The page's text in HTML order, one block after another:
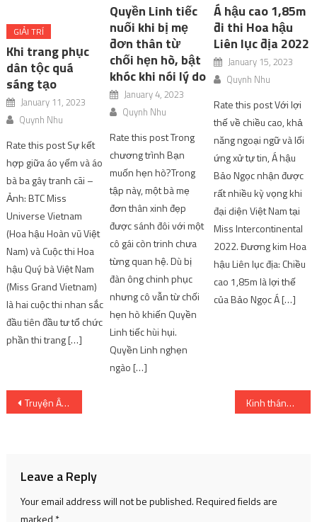
GIẢI TRÍ
Khi trang phục
dân tộc quá
sáng tạo
January 11, 2023
Quynh Nhu
Rate this post Sự kết
hợp giữa áo yếm và áo
bà ba gây tranh cãi –
Ảnh: BTC Miss
Universe Vietnam
(Hoa hậu Hoàn vũ Việt
Nam) và Cuộc thi Hoa
hậu Quý bà Việt Nam
(Miss Grand Vietnam)
là hai cuộc thi nhan sắc
đầu tiên đầu tư tổ chức
phần thi trang […]
Quyền Linh tiếc
nuối khi bị mẹ
đơn thân từ
chối hẹn hò, bật
khóc khi nói lý do
January 4, 2023
Quynh Nhu
Rate this post Trong
chương trình Bạn
muốn hẹn hò?Trong
tập này, một bà mẹ
đơn thân xinh đẹp
được sánh đôi với một
cô gái còn trinh chưa
từng quan hệ. Dù bị
đàn ông chinh phục
nhưng cô vẫn từ chối
hẹn hò khiến Quyền
Linh tiếc hùi hụi.
Quyền Linh nghẹn
ngào […]
Á hậu cao 1,85m
đi thi Hoa hậu
Liên lục địa 2022
January 15, 2023
Quynh Nhu
Rate this post Với lợi
thế về chiều cao, khả
năng ngoại ngữ và lối
ứng xử tự tin, Á hậu
Bảo Ngọc nhận được
rất nhiều kỳ vọng khi
đại diện Việt Nam tại
Miss Intercontinental
2022. Đương kim Hoa
hậu Liên lục địa: Chiều
cao 1,85m là lợi thế
của Bảo Ngọc Á […]
Post
Truyện Ân Tầm, những tác phẩm thành công nhất Kinh thánh về nhân vật hoạt hình – Điều gì đi vào đó
Leave a Reply
Your email address will not be published.Required fields are
marked *